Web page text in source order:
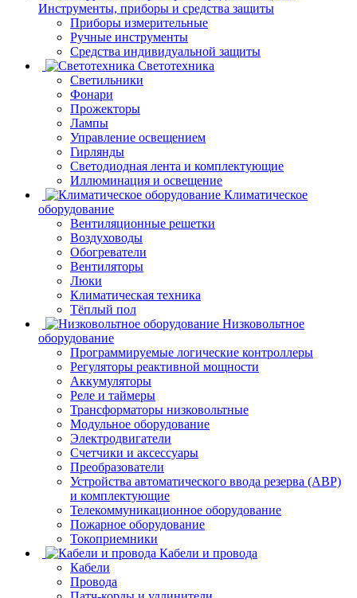
Инструменты, приборы и средства защиты
Приборы измерительные
Ручные инструменты
Средства индивидуальной защиты
Светотехника
Светильники
Фонари
Прожекторы
Лампы
Управление освещением
Гирлянды
Светодиодная лента и комплектующие
Иллюминация и освещение
Климатическое
оборудование
Вентиляционные решетки
Воздуховоды
Обогреватели
Вентиляторы
Люки
Климатическая техника
Тёплый пол
Низковольтное
оборудование
Программируемые логические контроллеры
Регуляторы реактивной мощности
Аккумуляторы
Реле и таймеры
Трансформаторы низковольтные
Модульное оборудование
Электродвигатели
Счетчики и аксессуары
Преобразователи
Устройства автоматического ввода резерва (АВР)
и комплектующие
Телекоммуникационное оборудование
Пожарное оборудование
Токоприемники
Кабели и провода
Кабели
Провода